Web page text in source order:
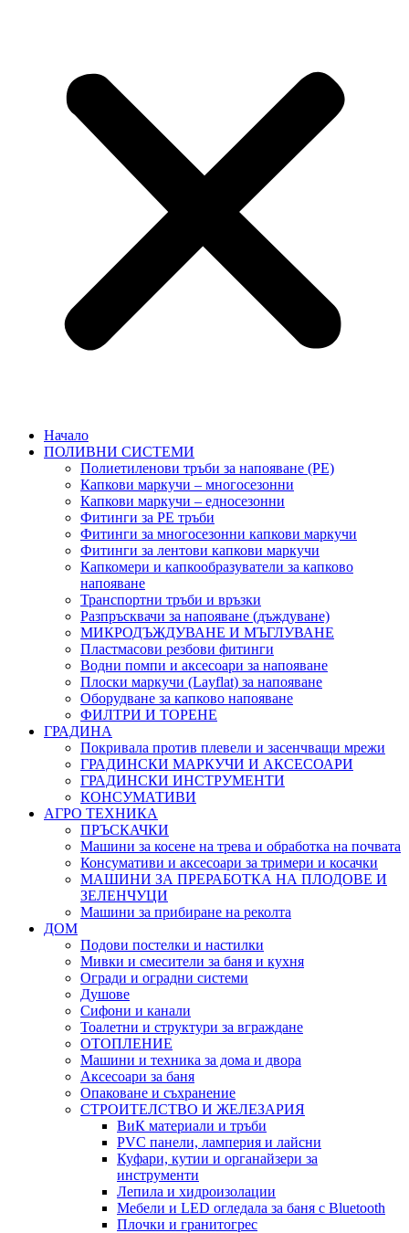
Начало
ПОЛИВНИ СИСТЕМИ
Полиетиленови тръби за напояване (PE)
Капкови маркучи – многосезонни
Капкови маркучи – едносезонни
Фитинги за PE тръби
Фитинги за многосезонни капкови маркучи
Фитинги за лентови капкови маркучи
Капкомери и капкообразуватели за капково
напояване
Транспортни тръби и връзки
Разпръсквачи за напояване (дъждуване)
МИКРОДЪЖДУВАНЕ И МЪГЛУВАНЕ
Пластмасови резбови фитинги
Водни помпи и аксесоари за напояване
Плоски маркучи (Layflat) за напояване
Оборудване за капково напояване
ФИЛТРИ И ТОРЕНЕ
ГРАДИНА
Покривала против плевели и засенчващи мрежи
ГРАДИНСКИ МАРКУЧИ И АКСЕСОАРИ
ГРАДИНСКИ ИНСТРУМЕНТИ
КОНСУМАТИВИ
АГРО ТЕХНИКА
ПРЪСКАЧКИ
Машини за косене на трева и обработка на почвата
Консумативи и аксесоари за тримери и косачки
МАШИНИ ЗА ПРЕРАБОТКА НА ПЛОДОВЕ И
ЗЕЛЕНЧУЦИ
Машини за прибиране на реколта
ДОМ
Подови постелки и настилки
Мивки и смесители за баня и кухня
Огради и оградни системи
Душове
Сифони и канали
Тоалетни и структури за вграждане
ОТОПЛЕНИЕ
Машини и техника за дома и двора
Аксесоари за баня
Опаковане и съхранение
СТРОИТЕЛСТВО И ЖЕЛЕЗАРИЯ
ВиК материали и тръби
PVC панели, ламперия и лайсни
Куфари, кутии и органайзери за
инструменти
Лепила и хидроизолации
Мебели и LED огледала за баня с Bluetooth
Плочки и гранитогрес